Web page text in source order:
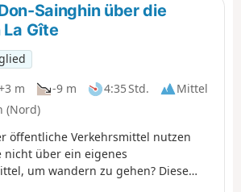
Sainghin über die
Gîte
m -9 m 4:35 Std.
Mittel
(Nord)
öffentliche Verkehrsmittel nutzen
nicht über ein eigenes
um wandern zu gehen? Diese